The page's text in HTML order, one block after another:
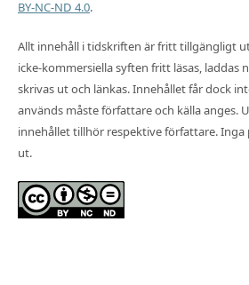
BY-NC-ND 4.0.
Allt innehåll i tidskriften är fritt tillgängligt
icke-kommersiella syften fritt läsas, laddas
skrivas ut och länkas. Innehållet får dock
används måste författare och källa anges.
innehållet tillhör respektive författare.
ut.